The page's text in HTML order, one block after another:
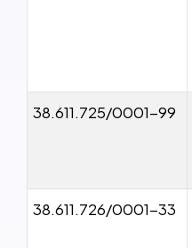
38.611.725/0001-99
38.611.726/0001-33